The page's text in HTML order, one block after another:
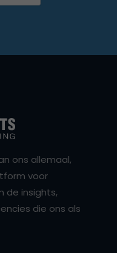
ons allemaal,
voor
de insights,
die ons als